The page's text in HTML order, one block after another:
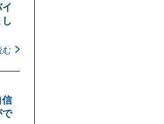
む
信
で